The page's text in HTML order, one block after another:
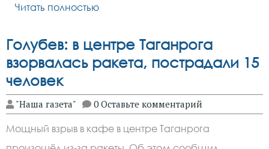
Читать полностью
Голубев: в центре Таганрога
взорвалась ракета, пострадали 15
человек
"Наша газета" 0 Оставьте комментарий
Мощный взрыв в кафе в центре Таганрога